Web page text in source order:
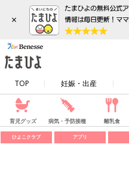
×
TOP 妊娠・出産
育児グッズ 病気・予防接種 離乳食
ひよこクラブ アプリ